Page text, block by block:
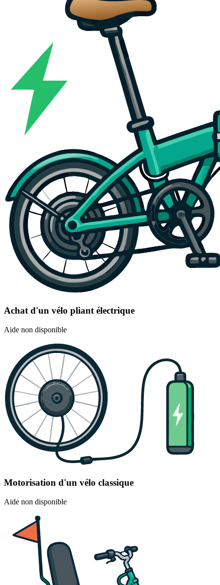
Achat d'un vélo pliant électrique
Aide non disponible
Motorisation d'un vélo classique
Aide non disponible